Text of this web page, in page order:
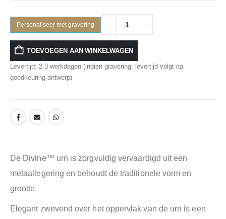
Personaliseer met gravering
TOEVOEGEN AAN WINKELWAGEN
Levertijd: 2-3 werkdagen (indien gravering: levertijd volgt na
goedkeuring ontwerp)
De Divine™ urn is zorgvuldig vervaardigd uit een
metaallegering en behoudt de traditionele vorm en
grootte.
Elegant zwevend over het oppervlak van de urn is een